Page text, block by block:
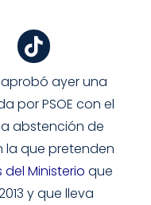
i
k
t
o
k
ayer una
por PSOE con el
abstención de
la que pretenden
Ministerio que
y que lleva